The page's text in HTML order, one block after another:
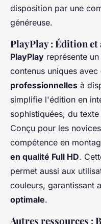
disposition par une
généreuse.
PlayPlay : Édition
PlayPlay représente
contenus uniques avec
professionnelles à
simplifie l'édition en
sophistiquées, du
Conçu pour les
compétence en
en qualité Full HD.
permet aussi aux
couleurs, garantissant
optimale.
Autres ressources :